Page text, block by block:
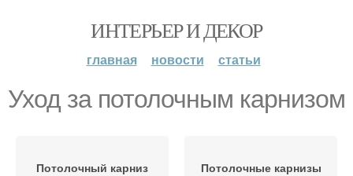
ИНТЕРЬЕР И ДЕКОР
главная новости статьи
Уход за потолочным карнизом
Потолочный карниз Потолочные карнизы